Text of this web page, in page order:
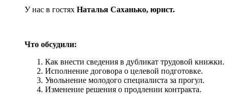
У нас в гостях Наталья Саханько, юрист.
Что обсудили:
Как внести сведения в дубликат трудовой книжки.
Исполнение договора о целевой подготовке.
Увольнение молодого специалиста за прогул.
Изменение решения о продлении контракта.